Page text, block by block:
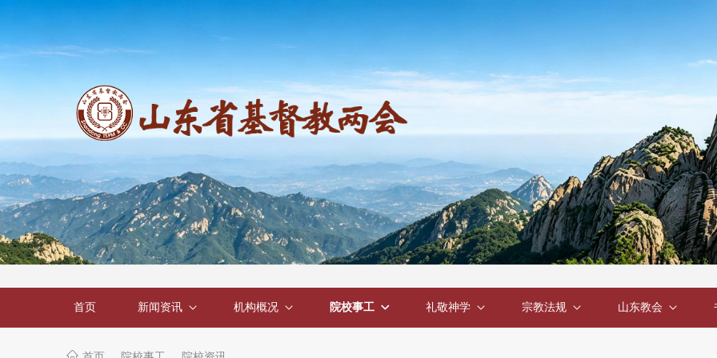
首页 新闻资讯 机构概况 院校事工 礼敬神学 宗教法规 山东教会